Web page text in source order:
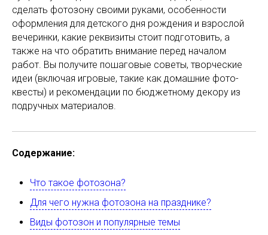
сделать фотозону своими руками, особенности
оформления для детского дня рождения и взрослой
вечеринки, какие реквизиты стоит подготовить, а
также на что обратить внимание перед началом
работ. Вы получите пошаговые советы, творческие
идеи (включая игровые, такие как домашние фото-
квесты) и рекомендации по бюджетному декору из
подручных материалов.
Содержание:
Что такое фотозона?
Для чего нужна фотозона на празднике?
Виды фотозон и популярные темы